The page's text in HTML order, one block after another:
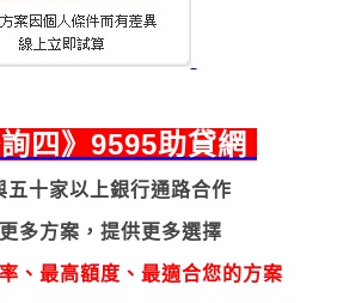
四 》9595助貸網
五十家以上銀行通路合作
多方案 ， 提供更多選擇
、最高額度、最適合您的方案